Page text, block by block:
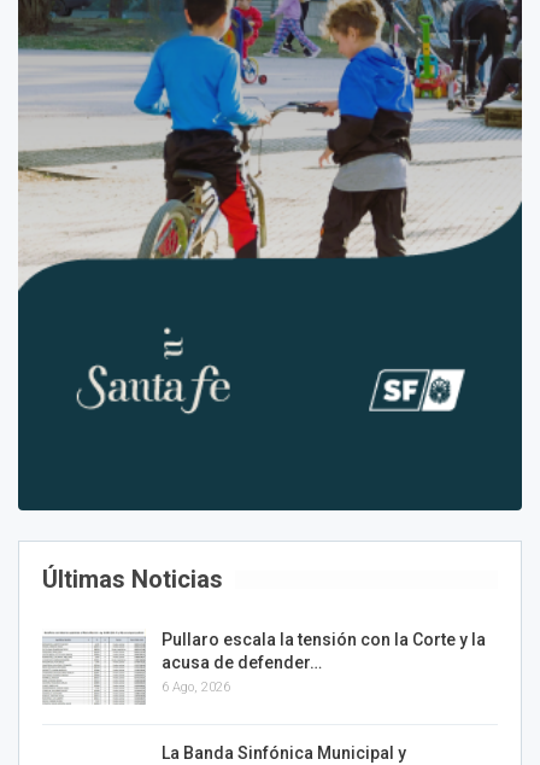
Últimas Noticias
Pullaro escala la tensión con la Corte y la
acusa de defender…
6 Ago, 2026
La Banda Sinfónica Municipal y